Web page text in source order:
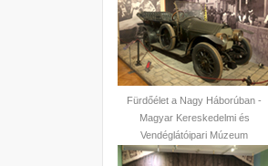
Fürdőélet a Nagy Háborúban -
Magyar Kereskedelmi és
Vendéglátóipari Múzeum